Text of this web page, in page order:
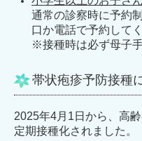
通常の診察時に予約
口か電話で予約して
※接種時は必ず母子
帯状疱疹予防接種
2025年4月1日から、高
定期接種化されました。